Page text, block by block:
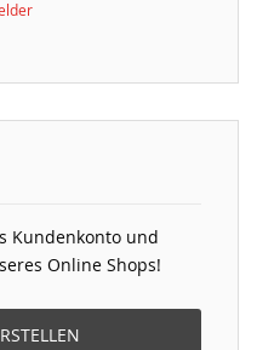
Kundenkonto und
Online Shops!